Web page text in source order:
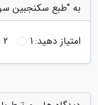
به "طبع سکنجبین
امتیاز دهید:1
2